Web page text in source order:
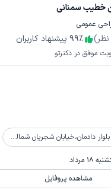
خطیب سمنانی
عمومی
نظر) 99٪
پیشنهاد کاربران
موفق در دکترتو
شجریان شمالی، کوچه فلاحی، پلاک 21
18 مرداد
مشاهده پروفایل